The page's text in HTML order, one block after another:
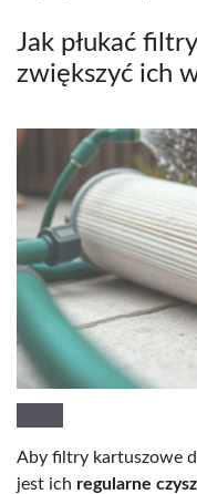
Jak płukać
zwiększyć ich
Aby filtry kartuszowe
jest ich regularne